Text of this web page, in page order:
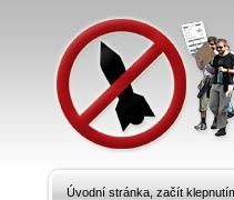
Úvodní stránka, začít